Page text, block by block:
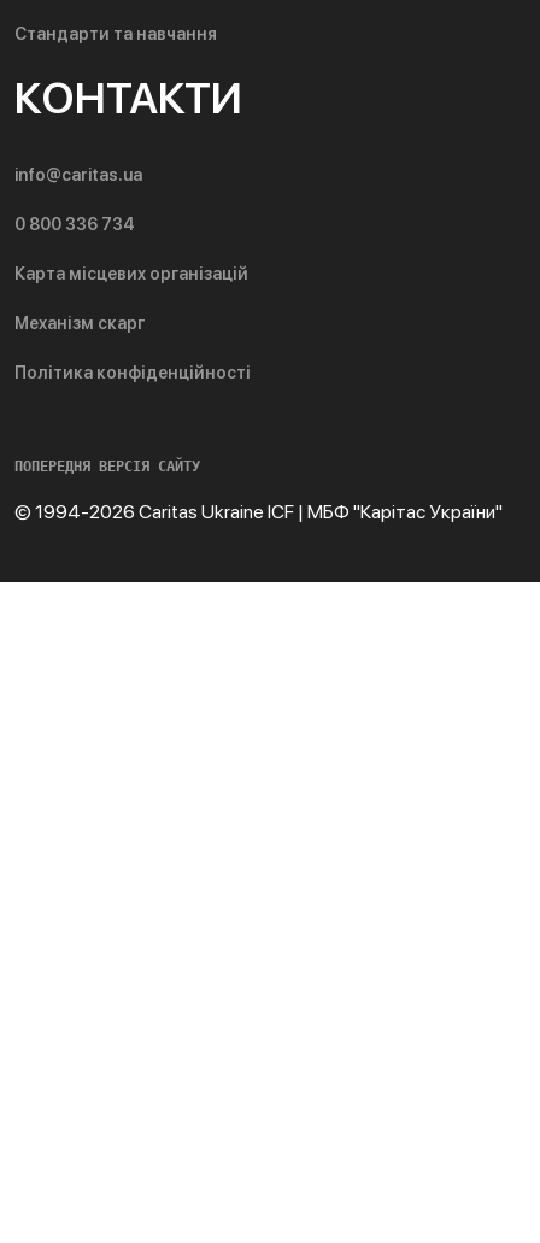
Стандарти та навчання
КОНТАКТИ
info@caritas.ua
0 800 336 734
Карта місцевих організацій
Механізм скарг
Політика конфіденційності
ПОПЕРЕДНЯ ВЕРСІЯ САЙТУ
© 1994-2026 Caritas Ukraine ICF | МБФ "Карітас України"